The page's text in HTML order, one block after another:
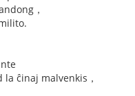
，
ĉinaj malvenkis，